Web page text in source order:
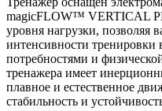
magicFLOW™ VERTICAL
уровня нагрузки, позволяя
интенсивности тренировки
потребностями и
тренажера имеет
плавное и естественное
стабильность и